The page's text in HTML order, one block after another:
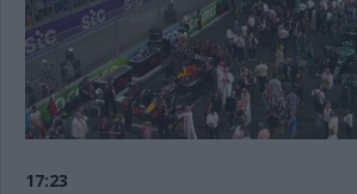
17:23